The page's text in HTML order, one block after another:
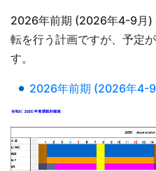
2026年前期 (2026年4-9月)
転を行う計画ですが、予定
す。
2026年前期 (2026年4-